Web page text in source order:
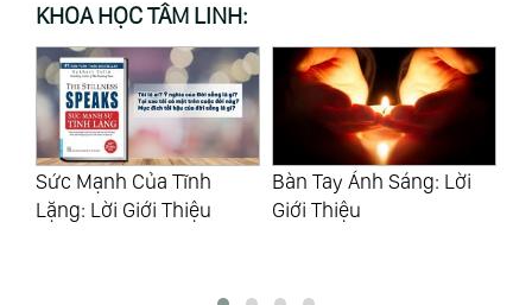
KHOA HỌC TÂM LINH:
Bàn Tay Ánh Sáng: Lời
Giới Thiệu
Lời Ngỏ Từ Cõi Tâm Linh:
Lời Tựa